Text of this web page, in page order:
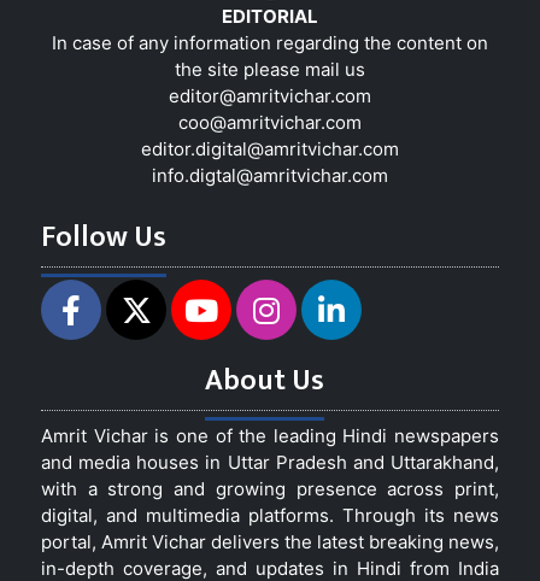
EDITORIAL
In case of any information regarding the content on
the site please mail us
editor@amritvichar.com
coo@amritvichar.com
editor.digital@amritvichar.com
info.digtal@amritvichar.com
Follow Us
About Us
Amrit Vichar is one of the leading Hindi newspapers
and media houses in Uttar Pradesh and Uttarakhand,
with a strong and growing presence across print,
digital, and multimedia platforms. Through its news
portal, Amrit Vichar delivers the latest breaking news,
in-depth coverage, and updates in Hindi from India